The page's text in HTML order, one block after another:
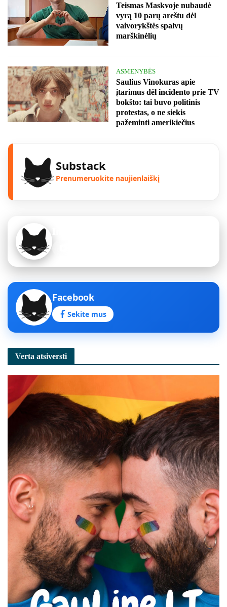
Teismas Maskvoje nubaudė
vyrą 10 parų areštu dėl
vaivorykštės spalvų
marškinėlių
ASMENYBĖS
Saulius Vinokuras apie
įtarimus dėl incidento prie TV
bokšto: tai buvo politinis
protestas, o ne siekis
pažeminti amerikiečius
Substack
Prenumeruokite naujienlaiškį
Facebook
Sekite mus
Verta atsiversti